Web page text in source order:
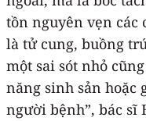
tồn nguyên vẹn các
là tử cung, buồng
một sai sót nhỏ
năng sinh sản hoặc
người bệnh”, bác sĩ